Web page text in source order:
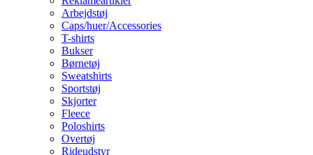
Arbejdstøj
Caps/huer/Accessories
T-shirts
Bukser
Børnetøj
Sweatshirts
Sportstøj
Skjorter
Fleece
Poloshirts
Overtøj
Rideudstyr